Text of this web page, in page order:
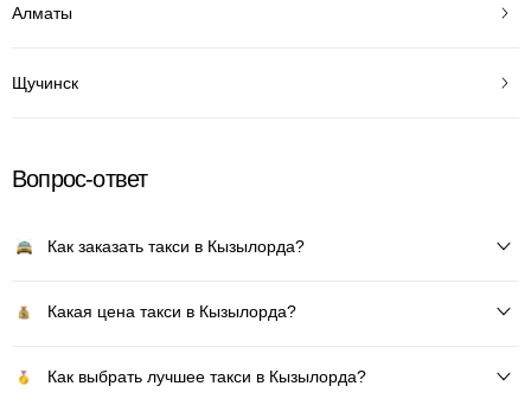
Алматы
Щучинск
Вопрос-ответ
Как заказать такси в Кызылорда?
Какая цена такси в Кызылорда?
Как выбрать лучшее такси в Кызылорда?